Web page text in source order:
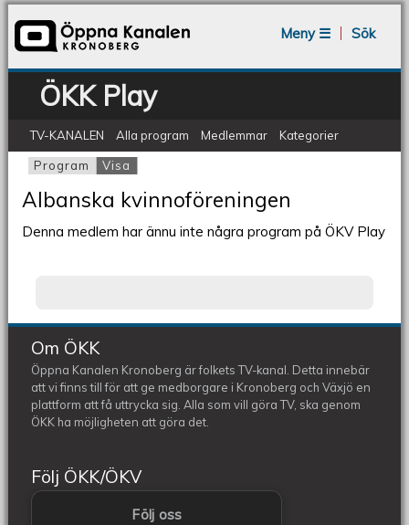
Meny ☰
Sök
ÖKK Play
TV-KANALEN Alla program Medlemmar Kategorier
Primära flikar
Program Visa
Albanska kvinnoföreningen
Denna medlem har ännu inte några program på ÖKV Play
Om ÖKK
Öppna Kanalen Kronoberg är folkets TV-kanal. Detta innebär
att vi finns till för att ge medborgare i Kronoberg och Växjö en
plattform att få uttrycka sig. Alla som vill göra TV, ska genom
ÖKK ha möjligheten att göra det.
Följ ÖKK/ÖKV
Följ oss